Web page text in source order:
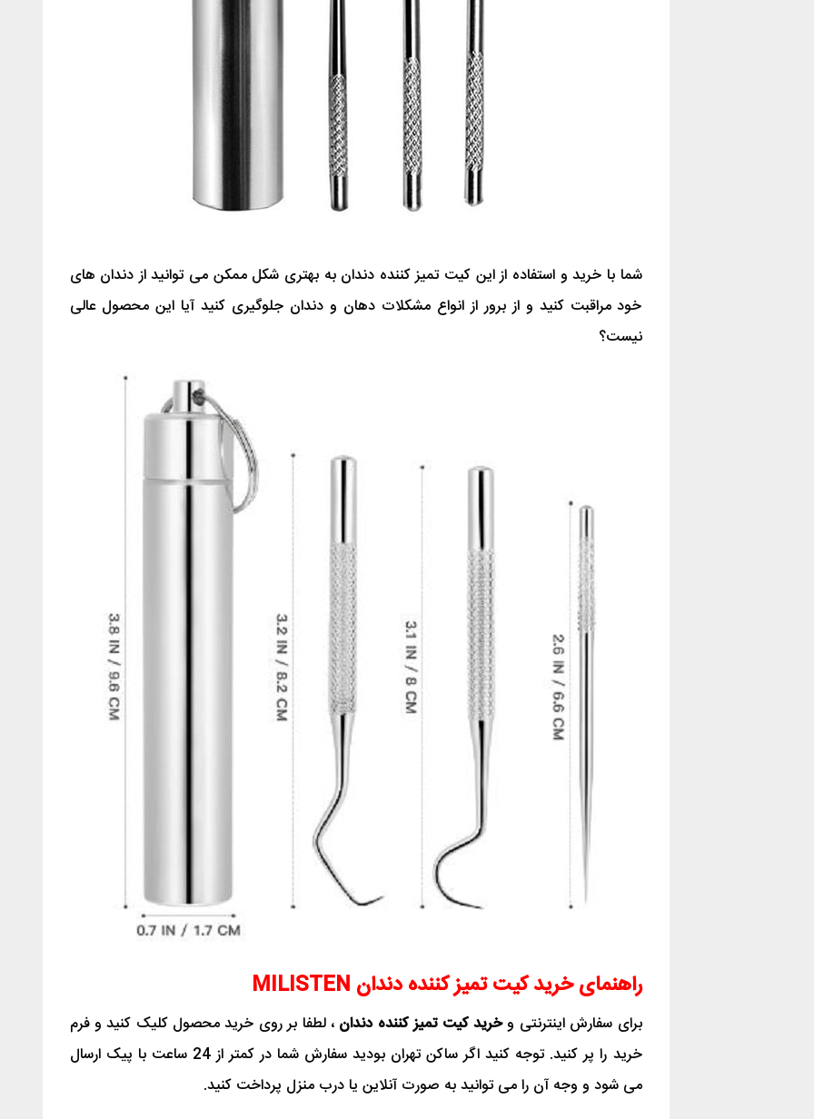
شما با خرید و استفاده از این کیت تمیز کننده دندان به بهتری شکل ممکن می توانید از دندان های
خود مراقبت کنید و از برور از انواع مشکلات دهان و دندان جلوگیری کنید آیا این محصول عالی
نیست؟
راهنمای خرید کیت تمیز کننده دندان MILISTEN
برای سفارش اینترنتی وخرید کیت تمیز کننده دندان ، لطفا بر روی خرید محصول کلیک کنید و فرم
خرید را پر کنید. توجه کنید اگر ساکن تهران بودید سفارش شما در کمتر از 24 ساعت با پیک ارسال
می شود و وجه آن را می توانید به صورت آنلاین یا درب منزل پرداخت کنید.